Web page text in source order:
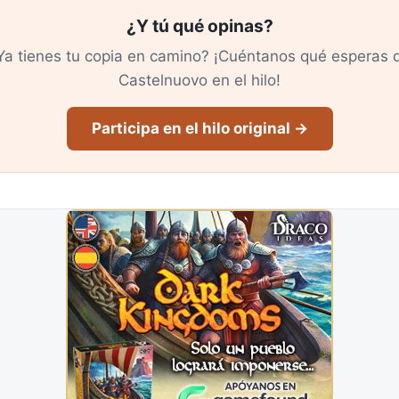
¿Y tú qué opinas?
tienes tu copia en camino? ¡Cuéntanos qué esperas
Castelnuovo en el hilo!
Participa en el hilo original →